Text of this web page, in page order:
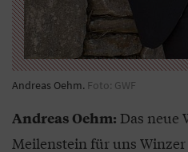
Andreas Oehm. Foto: GWF
Andreas Oehm: Das neue
Meilenstein für uns